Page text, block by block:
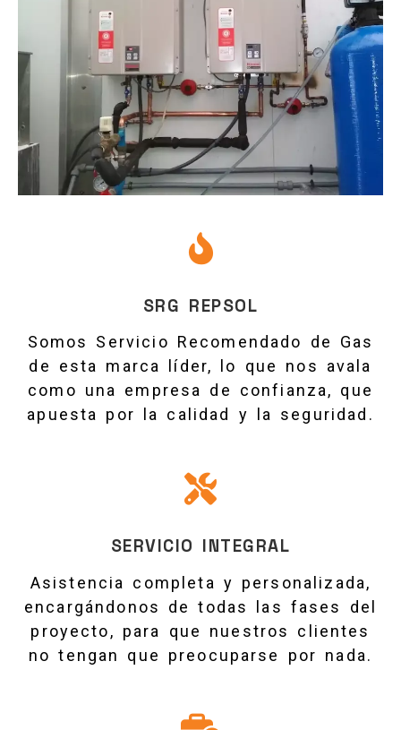
SRG REPSOL
Somos Servicio Recomendado de Gas
de esta marca líder, lo que nos avala
como una empresa de confianza, que
apuesta por la calidad y la seguridad.
SERVICIO INTEGRAL
Asistencia completa y personalizada,
encargándonos de todas las fases del
proyecto, para que nuestros clientes
no tengan que preocuparse por nada.